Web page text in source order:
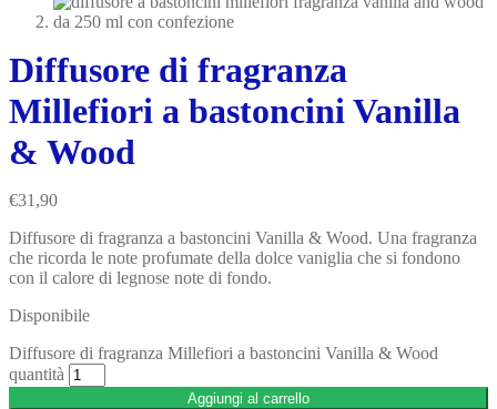
Diffusore di fragranza
Millefiori a bastoncini Vanilla
& Wood
€31,90
Diffusore di fragranza a bastoncini Vanilla & Wood. Una fragranza
che ricorda le note profumate della dolce vaniglia che si fondono
con il calore di legnose note di fondo.
Disponibile
Diffusore di fragranza Millefiori a bastoncini Vanilla & Wood
quantità
Aggiungi al carrello